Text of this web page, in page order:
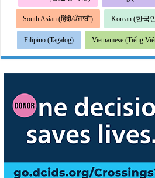
South Asian (हिंदी/ਪੰਜਾਬੀ) Korean (한국
Filipino (Tagalog) Vietnamese (Tiếng